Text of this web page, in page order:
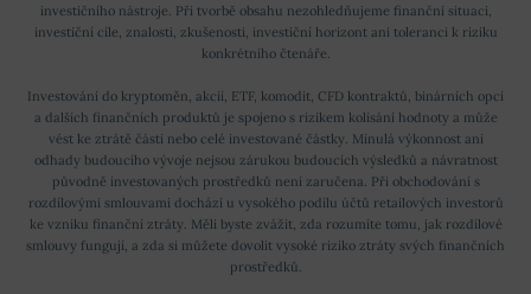
investičního nástroje. Při tvorbě obsahu nezohledňujeme finanční situaci,
investiční cíle, znalosti, zkušenosti, investiční horizont ani toleranci k riziku
konkrétního čtenáře.
Investování do kryptoměn, akcií, ETF, komodit, CFD kontraktů, binárních opcí
a dalších finančních produktů je spojeno s rizikem kolísání hodnoty a může
vést ke ztrátě části nebo celé investované částky. Minulá výkonnost ani
odhady budoucího vývoje nejsou zárukou budoucích výsledků a návratnost
původně investovaných prostředků není zaručena. Při obchodování s
rozdílovými smlouvami dochází u vysokého podílu účtů retailových investorů
ke vzniku finanční ztráty. Měli byste zvážit, zda rozumíte tomu, jak rozdílové
smlouvy fungují, a zda si můžete dovolit vysoké riziko ztráty svých finančních
prostředků.